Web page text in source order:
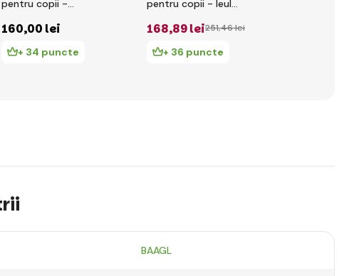
pentru copii -
160,00 lei
+ 34 puncte
pentru copii - leul
168,89 lei251,46 lei
+ 36 puncte
BAAGL